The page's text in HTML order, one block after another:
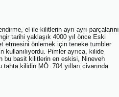
el ile kilitlerin ayrı ayrı parçalarını
tarihi yaklaşık 4000 yıl önce Eski
etmesini önlemek için teneke tumbler
kullanılıyordu. Pimler ayrıca, kilide
bu basit kilitlerin en eskisi, Nineveh
tahta kilidin MÖ. 704 yılları civarında